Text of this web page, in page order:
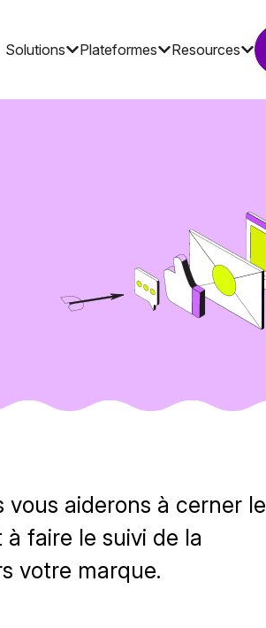
Solutions Plateformes Resources
aiderons à cerner le
faire le suivi de la
votre marque.